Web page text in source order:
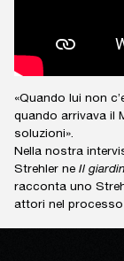
«Quando lui non
quando arrivava il
soluzioni».
Nella nostra
Strehler ne Il
racconta uno
attori nel